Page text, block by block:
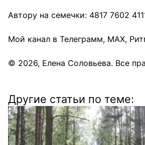
Автору на семечки: 4817 7602
Мой канал в Телеграмм, МАХ,
© 2026, Елена Соловьева. Все
Другие статьи по теме: